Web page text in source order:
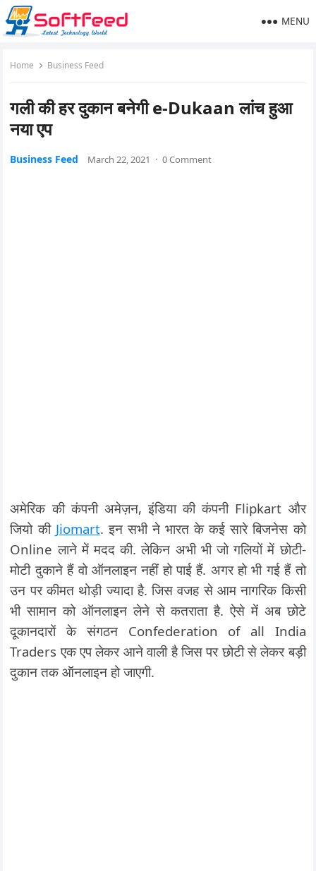
MENU
Home Business Feed
गली की हर दुकान बनेगी e-Dukaan लांच हुआ
नया एप
Business Feed March 22, 2021 · 0 Comment
अमेरिक की कंपनी अमेज़न, इंडिया की कंपनी Flipkart और
जियो की Jiomart. इन सभी ने भारत के कई सारे बिजनेस को
Online लाने में मदद की. लेकिन अभी भी जो गलियों में छोटी-
मोटी दुकाने हैं वो ऑनलाइन नहीं हो पाई हैं. अगर हो भी गई हैं तो
उन पर कीमत थोड़ी ज्यादा है. जिस वजह से आम नागरिक किसी
भी सामान को ऑनलाइन लेने से कतराता है. ऐसे में अब छोटे
दूकानदारों के संगठन Confederation of all India
Traders एक एप लेकर आने वाली है जिस पर छोटी से लेकर बड़ी
दुकान तक ऑनलाइन हो जाएगी.